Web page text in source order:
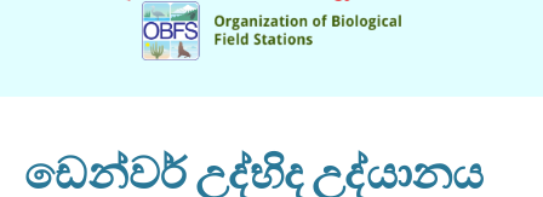
ඩෙන්වර් උද්භිද උද්යානය